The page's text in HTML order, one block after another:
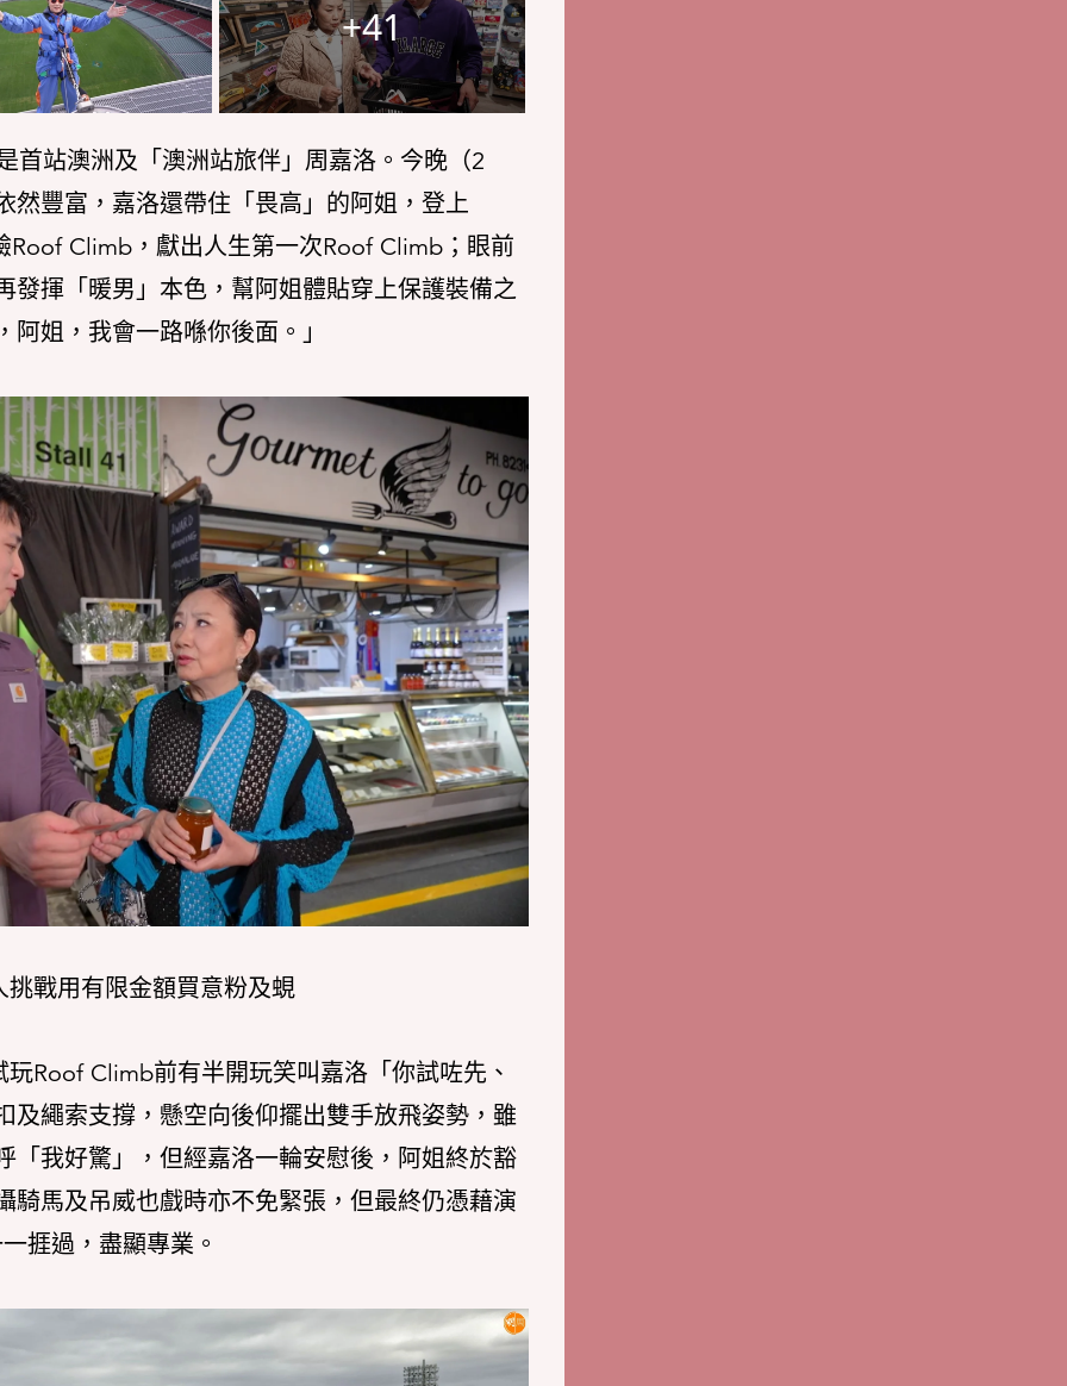
+41
首站澳洲及「澳洲站旅伴」周嘉洛。今晚（2
然豐富，嘉洛還帶住「畏高」的阿姐，登上
Climb，獻出人生第一次Roof Climb；眼前
發揮「暖男」本色，幫阿姐體貼穿上保護裝備之
姐，我會一路喺你後面。」
戰用有限金額買意粉及蜆
Roof Climb前有半開玩笑叫嘉洛「你試咗先、
及繩索支撐，懸空向後仰擺出雙手放飛姿勢，雖
「我好驚」，但經嘉洛一輪安慰後，阿姐終於豁
騎馬及吊威也戲時亦不免緊張，但最終仍憑藉演
捱過，盡顯專業。